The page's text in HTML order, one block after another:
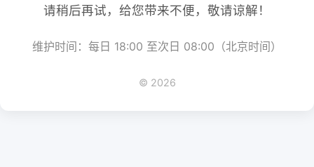
请稍后再试，给您带来不便，敬请谅解！
维护时间：每日 18:00 至次日 08:00（北京时间）
© 2026